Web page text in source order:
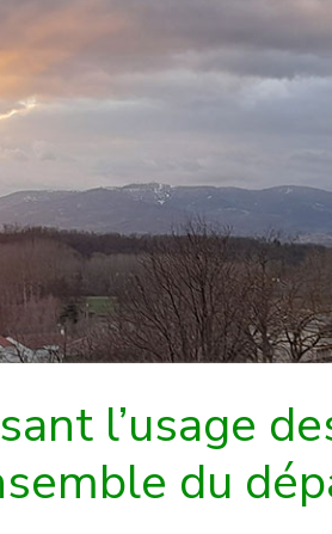
l’usage
du